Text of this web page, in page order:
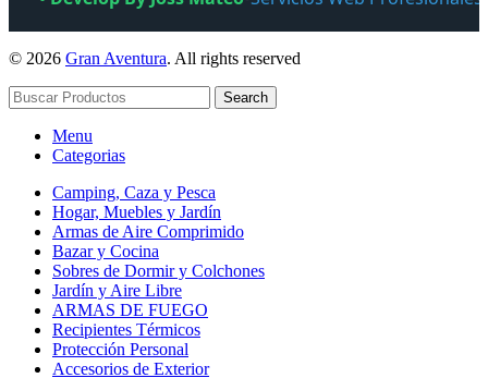
© 2026 Gran Aventura. All rights reserved
Search
Menu
Categorias
Camping, Caza y Pesca
Hogar, Muebles y Jardín
Armas de Aire Comprimido
Bazar y Cocina
Sobres de Dormir y Colchones
Jardín y Aire Libre
ARMAS DE FUEGO
Recipientes Térmicos
Protección Personal
Accesorios de Exterior